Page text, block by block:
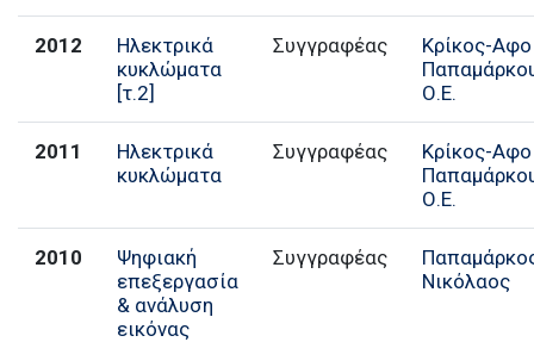
2012
Ηλεκτρικά
κυκλώματα
[τ.2]
Συγγραφέας
Κρίκος-
Ο.Ε.
2011
Ηλεκτρικά
κυκλώματα
Συγγραφέας
Κρίκος-
Ο.Ε.
2010
Ψηφιακή
επεξεργασία
& ανάλυση
εικόνας
Συγγραφέας
Νικόλαος